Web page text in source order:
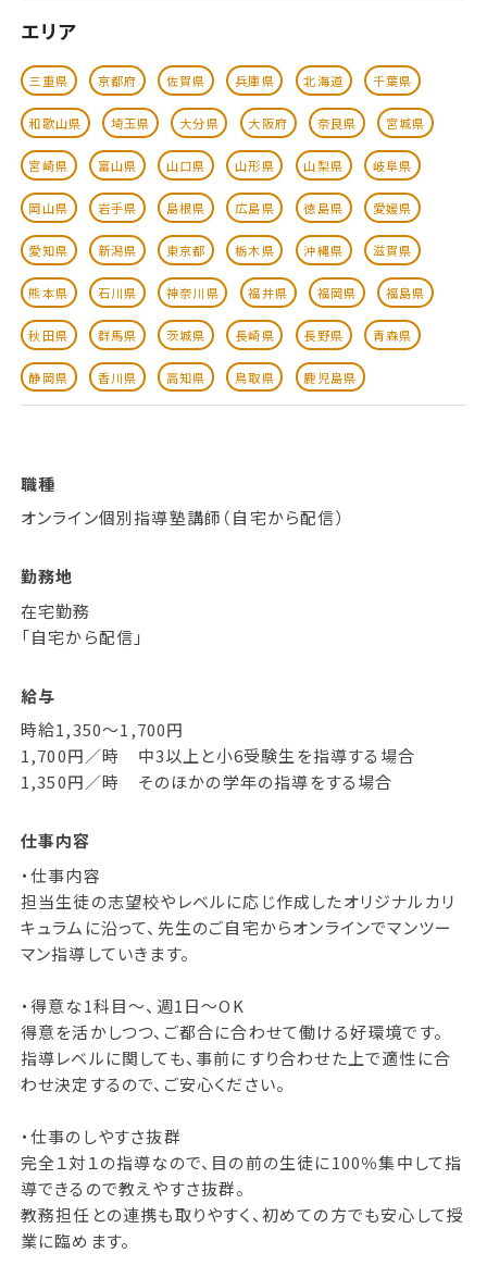
エリア
三重県 京都府 佐賀県 兵庫県 北海道 千葉県
和歌山県 埼玉県 大分県 大阪府 奈良県 宮城県
宮崎県 富山県 山口県 山形県 山梨県 岐阜県
岡山県 岩手県 島根県 広島県 徳島県 愛媛県
愛知県 新潟県 東京都 栃木県 沖縄県 滋賀県
熊本県 石川県 神奈川県 福井県 福岡県 福島県
秋田県 群馬県 茨城県 長崎県 長野県 青森県
静岡県 香川県 高知県 鳥取県 鹿児島県
職種
オンライン個別指導塾講師（自宅から配信）
勤務地
在宅勤務
「自宅から配信」
給与
時給1,350～1,700円
1,700円／時 中3以上と小6受験生を指導する場合
1,350円／時 そのほかの学年の指導をする場合
仕事内容
・仕事内容
担当生徒の志望校やレベルに応じ作成したオリジナルカリ
キュラムに沿って、先生のご自宅からオンラインでマンツー
マン指導していきます。
・得意な1科目～、週1日～OK
得意を活かしつつ、ご都合に合わせて働ける好環境です。
指導レベルに関しても、事前にすり合わせた上で適性に合
わせ決定するので、ご安心ください。
・仕事のしやすさ抜群
完全１対１の指導なので、目の前の生徒に100％集中して指
導できるので教えやすさ抜群。
教務担任との連携も取りやすく、初めての方でも安心して授
業に臨めます。